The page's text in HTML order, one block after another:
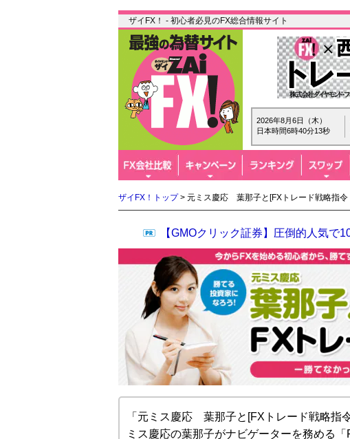
ザイFX！ - 初心者必見のFX総合情報サイト
2026年8月6日（木）
日本時間6時40分14秒
ザイFX！トップ> 元ミス慶応 葉那子と[FXトレード戦略指令
【GMOクリック証券】圧倒的人気で
「元ミス慶応 葉那子と[FXトレード戦略指
ミス慶応の葉那子がナビゲーターを務める